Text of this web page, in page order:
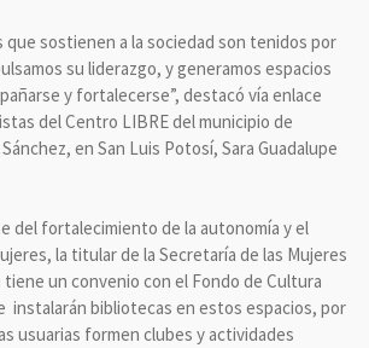
que sostienen a la sociedad son tenidos por
su liderazgo, y generamos espacios
y fortalecerse”, destacó vía enlace
del Centro LIBRE del municipio de
en San Luis Potosí, Sara Guadalupe
del fortalecimiento de la autonomía y el
la titular de la Secretaría de las Mujeres
un convenio con el Fondo de Cultura
instalarán bibliotecas en estos espacios, por
usuarias formen clubes y actividades